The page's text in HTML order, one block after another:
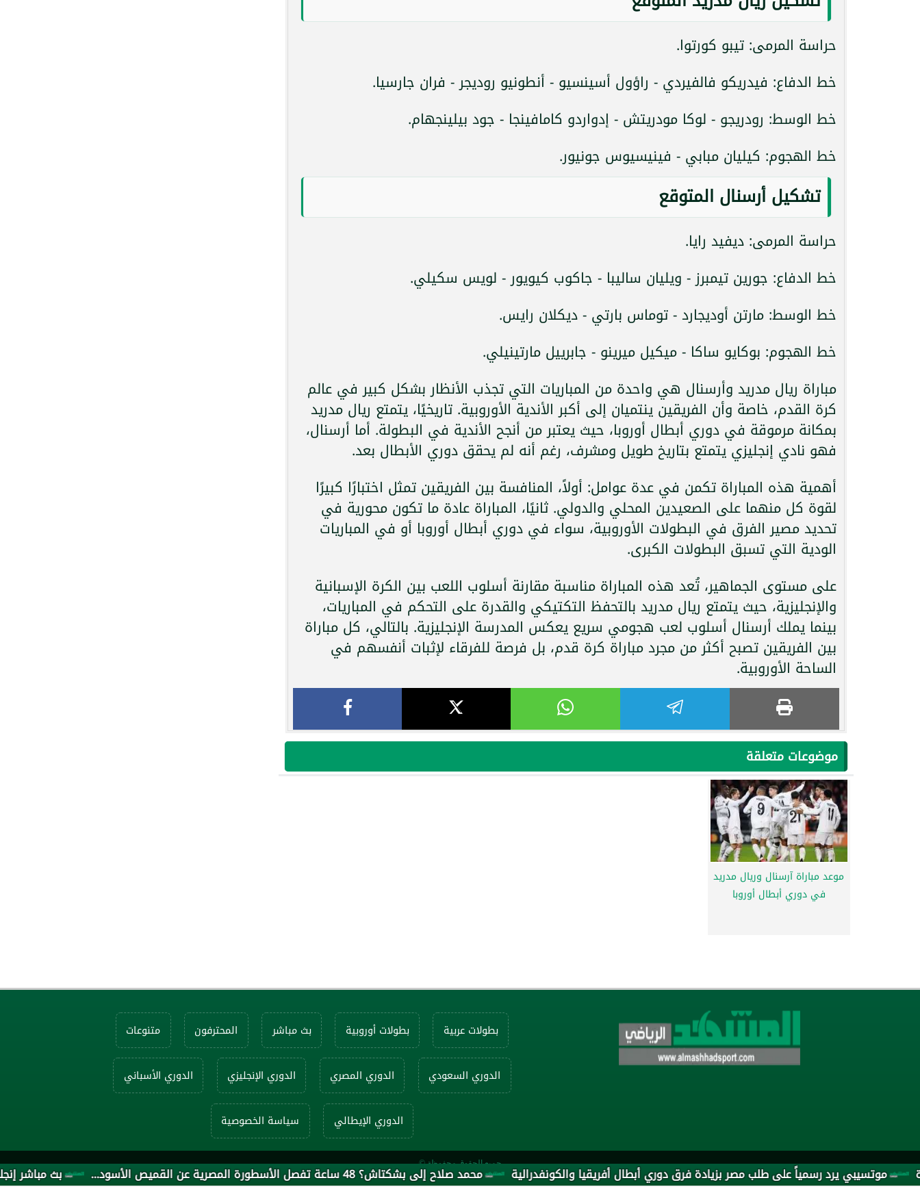
بث مباشر إنجلترا ضد محمد صلاح إلى بشكتاش؟ 48 ساعة تفصل الأسطورة المصرية عن القميص الأسود... يرد رسمياً على طلب مصر بزيادة فرق دوري أبطال أفريقيا والكونفدرالية
حراسة المرمى: تيبو كورتوا.
خط الدفاع: فيدريكو فالفيردي - راؤول أسينسيو - أنطونيو روديجر - فران جارسيا.
خط الوسط: رودريجو - لوكا مودريتش - إدواردو كامافينجا - جود بيلينجهام.
خط الهجوم: كيليان مبابي - فينيسيوس جونيور.
تشكيل أرسنال المتوقع
حراسة المرمى: ديفيد رايا.
خط الدفاع: جورين تيمبرز - ويليان ساليبا - جاكوب كيويور - لويس سكيلي.
خط الوسط: مارتن أوديجارد - توماس بارتي - ديكلان رايس.
خط الهجوم: بوكايو ساكا - ميكيل ميرينو - جابرييل مارتينيلي.
مباراة ريال مدريد وأرسنال هي واحدة من المباريات التي تجذب الأنظار بشكل كبير في عالم
كرة القدم، خاصة وأن الفريقين ينتميان إلى أكبر الأندية الأوروبية. تاريخيًا، يتمتع ريال مدريد
بمكانة مرموقة في دوري أبطال أوروبا، حيث يعتبر من أنجح الأندية في البطولة. أما أرسنال،
فهو نادي إنجليزي يتمتع بتاريخ طويل ومشرف، رغم أنه لم يحقق دوري الأبطال بعد.
أهمية هذه المباراة تكمن في عدة عوامل: أولاً، المنافسة بين الفريقين تمثل اختبارًا كبيرًا
لقوة كل منهما على الصعيدين المحلي والدولي. ثانيًا، المباراة عادة ما تكون محورية في
تحديد مصير الفرق في البطولات الأوروبية، سواء في دوري أبطال أوروبا أو في المباريات
الودية التي تسبق البطولات الكبرى.
على مستوى الجماهير، تُعد هذه المباراة مناسبة مقارنة أسلوب اللعب بين الكرة الإسبانية
والإنجليزية، حيث يتمتع ريال مدريد بالتحفظ التكتيكي والقدرة على التحكم في المباريات،
بينما يملك أرسنال أسلوب لعب هجومي سريع يعكس المدرسة الإنجليزية. بالتالي، كل مباراة
بين الفريقين تصبح أكثر من مجرد مباراة كرة قدم، بل فرصة للفرقاء لإثبات أنفسهم في
الساحة الأوروبية.
موضوعات متعلقة
موعد مباراة آرسنال وريال مدريد
في دوري أبطال أوروبا
بطولات عربية بطولات أوروبية بث مباشر المحترفون متنوعات
الدوري السعودي الدوري المصري الدوري الإنجليزي الدوري الأسباني
الدوري الإيطالي سياسة الخصوصية
جميع الحقوق محفوظة ©